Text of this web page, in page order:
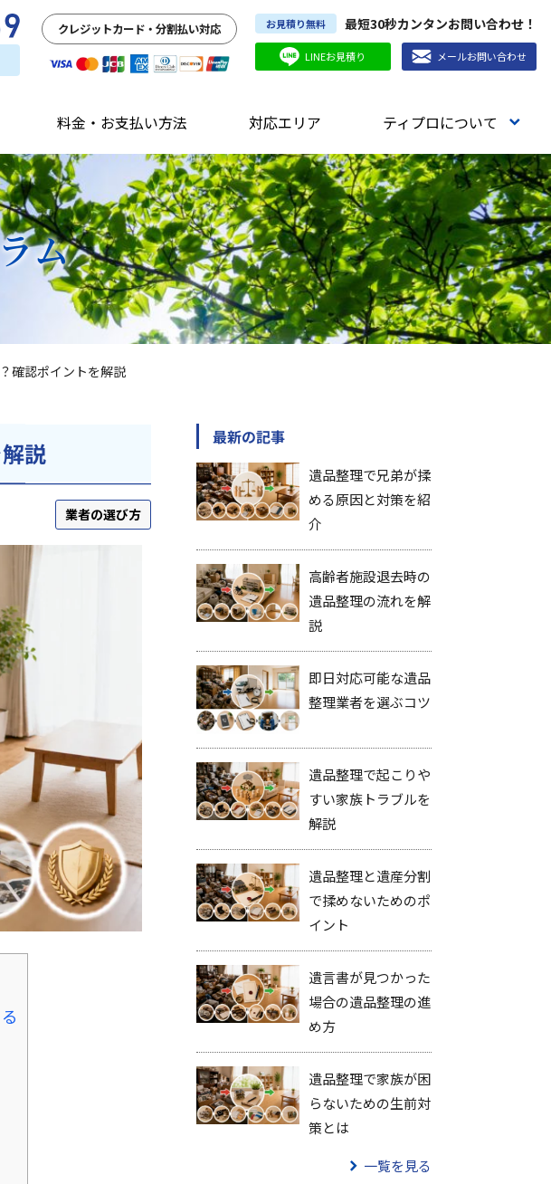
クレジットカード・分割払い対応 お見積り無料 最短30秒カンタンお問い合わせ！
LINEお見積り メールお問い合わせ
料金・お支払い方法 対応エリア ティプロについて
ム
確認ポイントを解説
説
業者の選び方
最新の記事
遺品整理で兄弟が揉
める原因と対策を紹
介
高齢者施設退去時の
遺品整理の流れを解
説
即日対応可能な遺品
整理業者を選ぶコツ
遺品整理で起こりや
すい家族トラブルを
解説
遺品整理と遺産分割
で揉めないためのポ
イント
遺言書が見つかった
場合の遺品整理の進
め方
遺品整理で家族が困
らないための生前対
策とは
一覧を見る